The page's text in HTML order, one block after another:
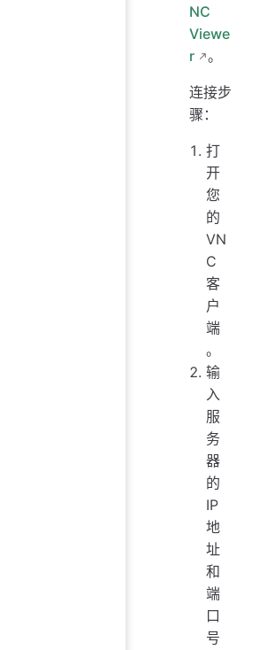
NC
Viewe
r
。
连接步
骤：
打
开
您
的
VN
C
客
户
端
。
输
入
服
务
器
的
IP
地
址
和
端
口
号